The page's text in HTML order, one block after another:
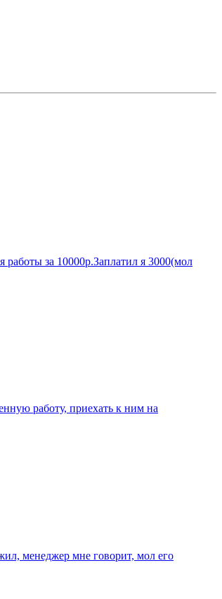
за 10000р.Заплатил я 3000(мол
работу, приехать к ним на
менеджер мне говорит, мол его